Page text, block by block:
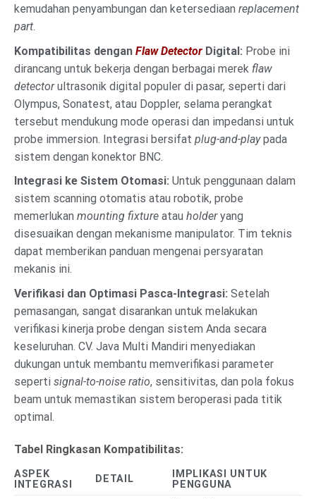
kemudahan penyambungan dan ketersediaan replacement
part.
Kompatibilitas dengan Flaw Detector Digital: Probe ini
dirancang untuk bekerja dengan berbagai merek flaw
detectorultrasonik digital populer di pasar, seperti dari
Olympus, Sonatest, atau Doppler, selama perangkat
tersebut mendukung mode operasi dan impedansi untuk
probe immersion. Integrasi bersifat plug-and-playpada
sistem dengan konektor BNC.
Integrasi ke Sistem Otomasi: Untuk penggunaan dalam
sistem scanning otomatis atau robotik, probe
memerlukan mounting fixture atau holderyang
disesuaikan dengan mekanisme manipulator. Tim teknis
dapat memberikan panduan mengenai persyaratan
mekanis ini.
Verifikasi dan Optimasi Pasca-Integrasi: Setelah
pemasangan, sangat disarankan untuk melakukan
verifikasi kinerja probe dengan sistem Anda secara
keseluruhan. CV. Java Multi Mandiri menyediakan
dukungan untuk membantu memverifikasi parameter
seperti signal-to-noise ratio, sensitivitas, dan pola fokus
beam untuk memastikan sistem beroperasi pada titik
optimal.
Tabel Ringkasan Kompatibilitas:
ASPEK
INTEGRASI
DETAIL
IMPLIKASI UNTUK
PENGGUNA